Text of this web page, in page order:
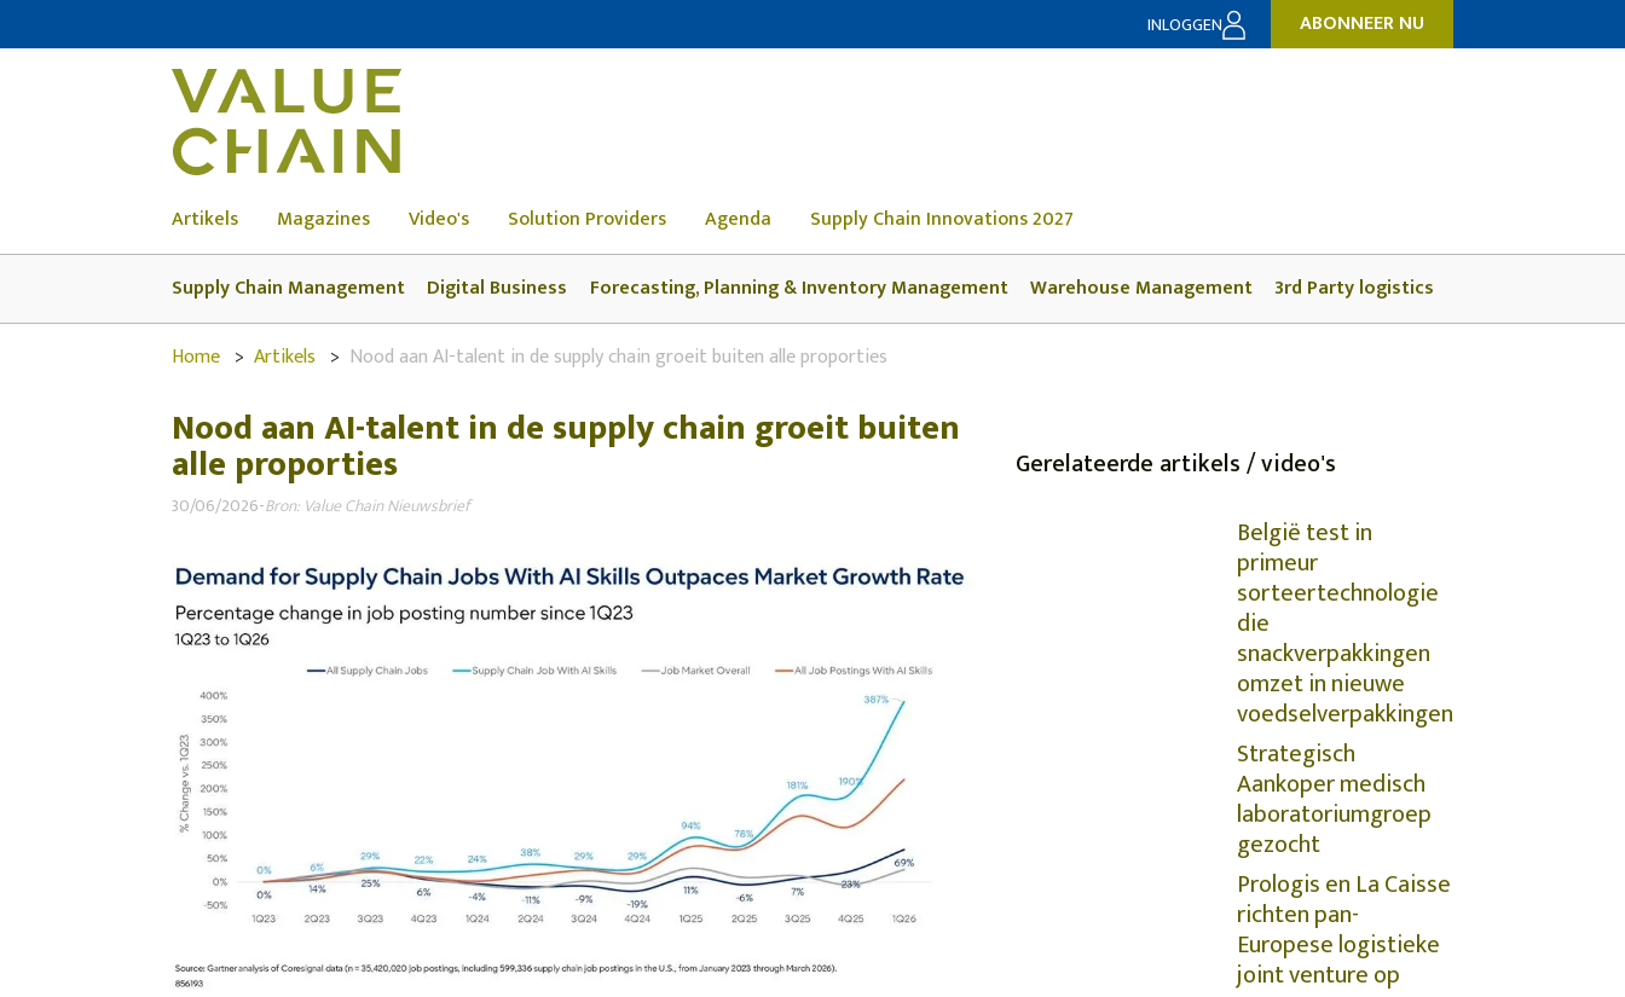
INLOGGEN ABONNEER NU
Artikels Magazines Video's Solution Providers Agenda Supply Chain Innovations 2027
Supply Chain Management Digital Business Forecasting, Planning & Inventory Management Warehouse Management 3rd Party logistics
Home Artikels Nood aan AI-talent in de supply chain groeit buiten alle proporties
Nood aan AI-talent in de supply chain groeit buiten
alle proporties
30/06/2026-Bron: Value Chain Nieuwsbrief
Gerelateerde artikels / video's
België test in
primeur
sorteertechnologie
die
snackverpakkingen
omzet in nieuwe
voedselverpakkingen
Strategisch
Aankoper medisch
laboratoriumgroep
gezocht
Prologis en La Caisse
richten pan-
Europese logistieke
joint venture op